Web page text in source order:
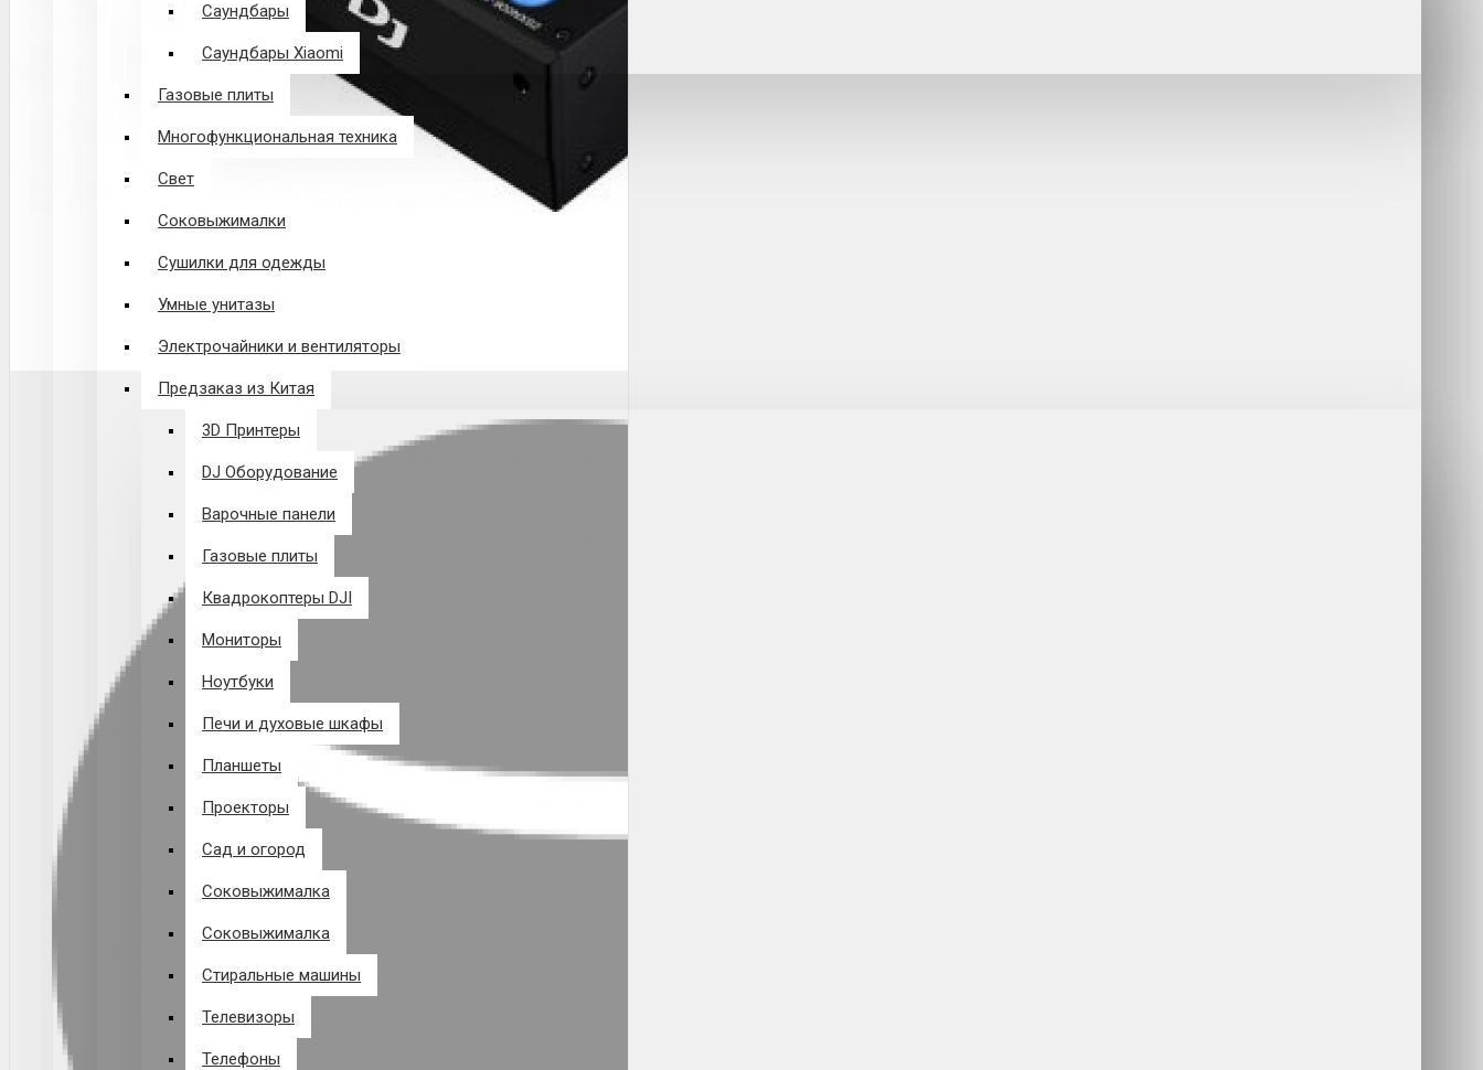
Саундбары
Саундбары Xiaomi
Газовые плиты
Многофункциональная техника
Свет
Соковыжималки
Сушилки для одежды
Умные унитазы
Электрочайники и вентиляторы
Предзаказ из Китая
3D Принтеры
DJ Оборудование
Варочные панели
Газовые плиты
Квадрокоптеры DJI
Мониторы
Ноутбуки
Печи и духовые шкафы
Планшеты
Проекторы
Сад и огород
Соковыжималка
Соковыжималка
Стиральные машины
Телевизоры
Телефоны